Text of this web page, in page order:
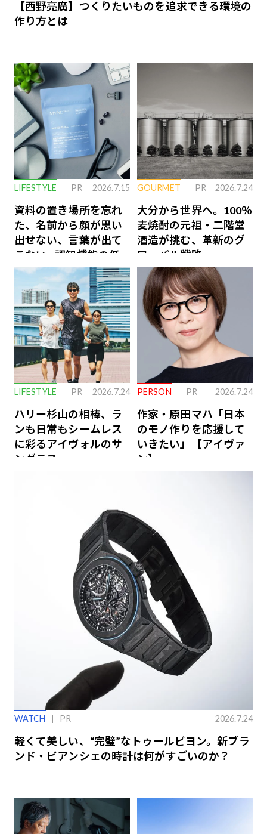
【西野亮廣】つくりたいものを追求できる環境の
作り方とは
LIFESTYLE PR 2026.7.15
資料の置き場所を忘れ
た、名前から顔が思い
出せない、言葉が出て
こない…認知機能の低
下を救う、脳のインナ
ーケアとは
GOURMET PR 2026.7.24
大分から世界へ。100％
麦焼酎の元祖・二階堂
酒造が挑む、革新のグ
ローバル戦略
LIFESTYLE PR 2026.7.24
ハリー杉山の相棒、ラ
ンも日常もシームレス
に彩るアイヴォルのサ
ングラス
PERSON PR 2026.7.24
作家・原田マハ「日本
のモノ作りを応援して
いきたい」【アイヴァ
ン】
WATCH PR 2026.7.24
軽くて美しい、“完璧”なトゥールビヨン。新ブラ
ンド・ビアンシェの時計は何がすごいのか？